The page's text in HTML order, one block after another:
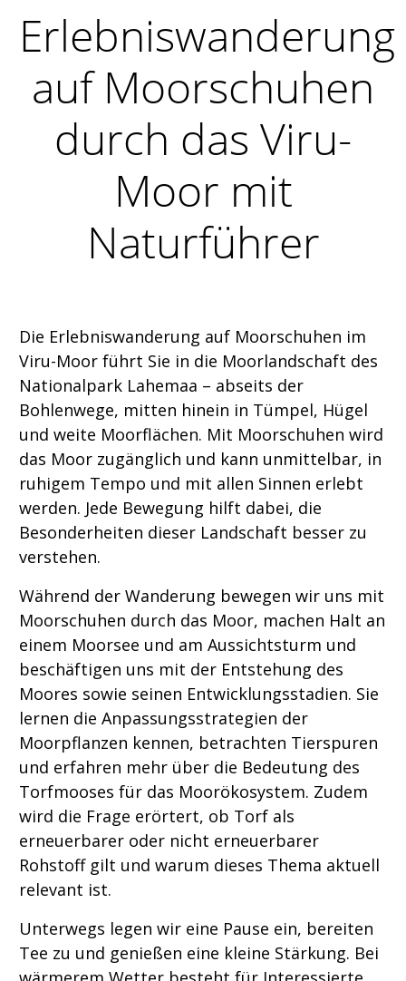
Erlebniswanderung
auf Moorschuhen
durch das Viru-
Moor mit
Naturführer
Die Erlebniswanderung auf Moorschuhen im
Viru-Moor führt Sie in die Moorlandschaft des
Nationalpark Lahemaa – abseits der
Bohlenwege, mitten hinein in Tümpel, Hügel
und weite Moorflächen. Mit Moorschuhen wird
das Moor zugänglich und kann unmittelbar, in
ruhigem Tempo und mit allen Sinnen erlebt
werden. Jede Bewegung hilft dabei, die
Besonderheiten dieser Landschaft besser zu
verstehen.
Während der Wanderung bewegen wir uns mit
Moorschuhen durch das Moor, machen Halt an
einem Moorsee und am Aussichtsturm und
beschäftigen uns mit der Entstehung des
Moores sowie seinen Entwicklungsstadien. Sie
lernen die Anpassungsstrategien der
Moorpflanzen kennen, betrachten Tierspuren
und erfahren mehr über die Bedeutung des
Torfmooses für das Moorökosystem. Zudem
wird die Frage erörtert, ob Torf als
erneuerbarer oder nicht erneuerbarer
Rohstoff gilt und warum dieses Thema aktuell
relevant ist.
Unterwegs legen wir eine Pause ein, bereiten
Tee zu und genießen eine kleine Stärkung. Bei